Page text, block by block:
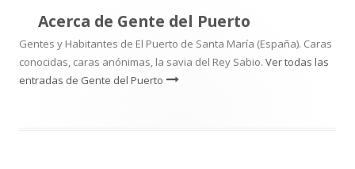
Acerca de Gente del Puerto
Gentes y Habitantes de El Puerto de Santa María (España). Caras
conocidas, caras anónimas, la savia del Rey Sabio. Ver todas las
entradas de Gente del Puerto